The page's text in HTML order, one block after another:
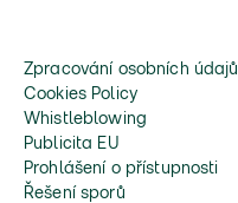
Zpracování osobních údajů
Cookies Policy
Whistleblowing
Publicita EU
Prohlášení o přístupnosti
Řešení sporů